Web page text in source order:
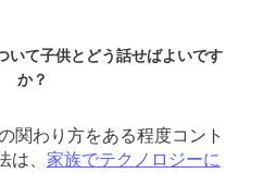
いて子供とどう話せばよいです
か？
関わり方をある程度コント
、 家族でテクノロジーに